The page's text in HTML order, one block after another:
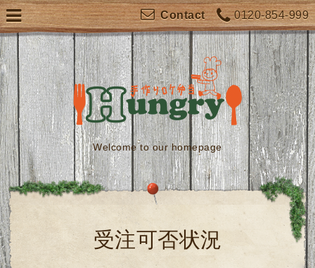
0120-854-999
Contact
Welcome to our homepage
受注可否状況